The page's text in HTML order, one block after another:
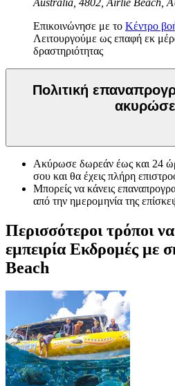
Australia, 4802, Airlie Beach,
Επικοινώνησε με το Κέντρο
Λειτουργούμε ως επαφή εκ
δραστηριότητας
Πολιτική
Ακύρωσε δωρεάν έως και 24
σου και θα έχεις πλήρη
Μπορείς να κάνεις
από την ημερομηνία της
Περισσότεροι τρόποι
εμπειρία Εκδρομές με
Beach